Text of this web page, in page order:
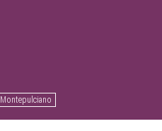
Montepulciano